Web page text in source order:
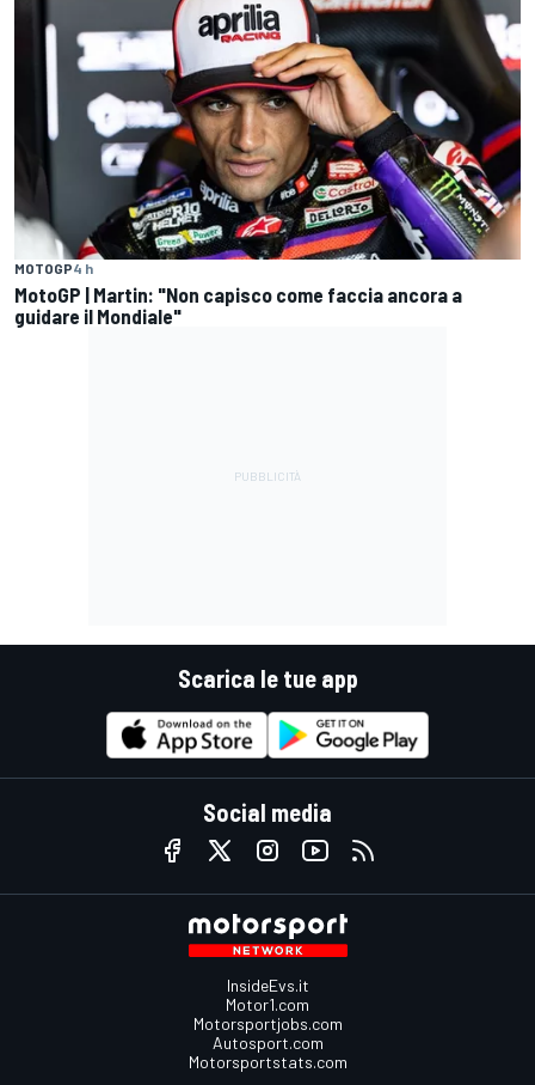
MOTOGP4 h
MotoGP | Martin: "Non capisco come faccia ancora a
guidare il Mondiale"
Scarica le tue app
Social media
InsideEvs.it
Motor1.com
Motorsportjobs.com
Autosport.com
Motorsportstats.com